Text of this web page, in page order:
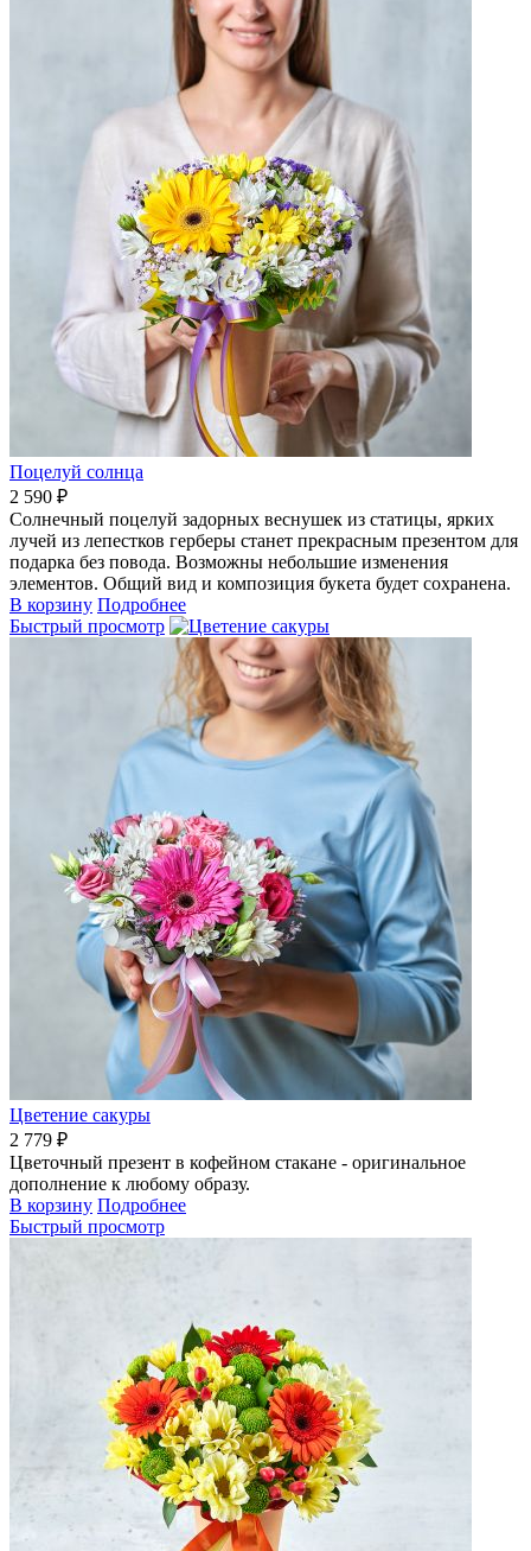
Поцелуй солнца
2 590 ₽
Солнечный поцелуй задорных веснушек из статицы, ярких
лучей из лепестков герберы станет прекрасным презентом для
подарка без повода. Возможны небольшие изменения
элементов. Общий вид и композиция букета будет сохранена.
В корзину Подробнее
Быстрый просмотр
Цветение сакуры
2 779 ₽
Цветочный презент в кофейном стакане - оригинальное
дополнение к любому образу.
В корзину Подробнее
Быстрый просмотр